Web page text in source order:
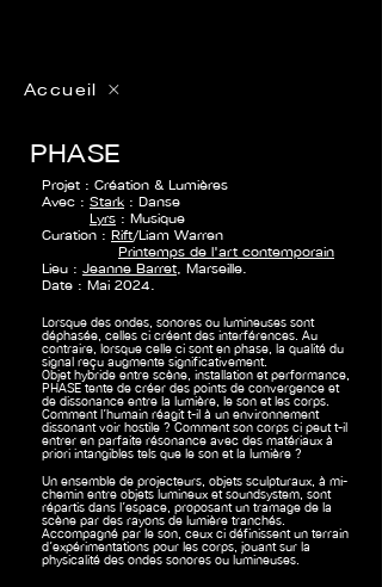
Accueil
PHASE
Projet : Création & Lumières
Avec : Stark : Danse
Lyrs : Musique
Curation : Rift/Liam Warren
Printemps de l'art contemporain
Lieu : Jeanne Barret, Marseille.
Date : Mai 2024.
Lorsque des ondes, sonores ou lumineuses sont
déphasée, celles ci créent des interférences. Au
contraire, lorsque celle ci sont en phase, la qualité du
signal reçu augmente significativement.
Objet hybride entre scène, installation et performance,
PHASE tente de créer des points de convergence et
de dissonance entre la lumière, le son et les corps.
Comment l’humain réagit t-il à un environnement
dissonant voir hostile ? Comment son corps ci peut t-il
entrer en parfaite résonance avec des matériaux à
priori intangibles tels que le son et la lumière ?
Un ensemble de projecteurs, objets sculpturaux, à mi-
chemin entre objets lumineux et soundsystem, sont
répartis dans l’espace, proposant un tramage de la
scène par des rayons de lumière tranchés.
Accompagné par le son, ceux ci définissent un terrain
d’expérimentations pour les corps, jouant sur la
physicalité des ondes sonores ou lumineuses.